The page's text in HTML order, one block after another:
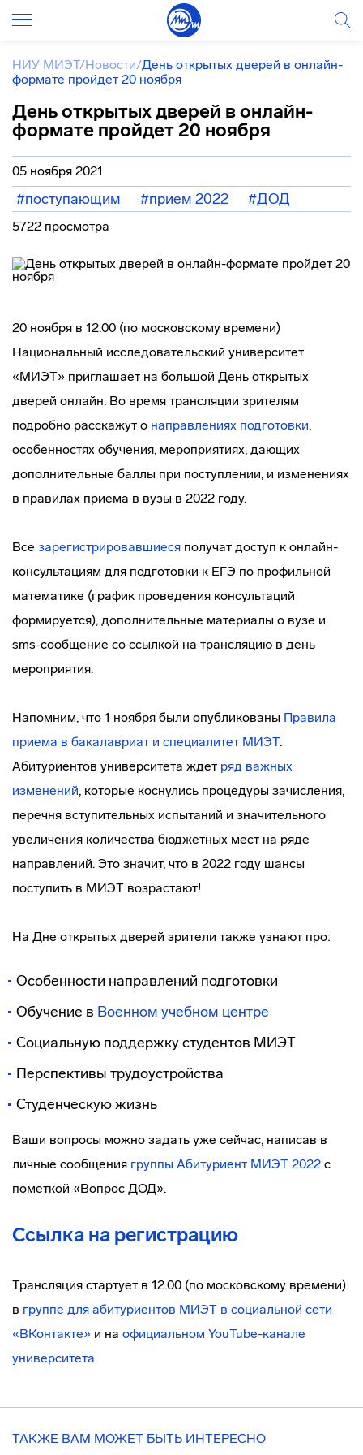
НИУ МИЭТ/Новости/День открытых дверей в онлайн-
формате пройдет 20 ноября
День открытых дверей в онлайн-
формате пройдет 20 ноября
05 ноября 2021
#поступающим #прием 2022 #ДОД
5722 просмотра
20 ноября в 12.00 (по московскому времени)
Национальный исследовательский университет
«МИЭТ» приглашает на большой День открытых
дверей онлайн. Во время трансляции зрителям
подробно расскажут о направлениях подготовки,
особенностях обучения, мероприятиях, дающих
дополнительные баллы при поступлении, и изменениях
в правилах приема в вузы в 2022 году.
Все зарегистрировавшиеся получат доступ к онлайн-
консультациям для подготовки к ЕГЭ по профильной
математике (график проведения конcультаций
формируется), дополнительные материалы о вузе и
sms-сообщение со ссылкой на трансляцию в день
мероприятия.
Напомним, что 1 ноября были опубликованы Правила
приема в бакалавриат и специалитет МИЭТ.
Абитуриентов университета ждет ряд важных
изменений, которые коснулись процедуры зачисления,
перечня вступительных испытаний и значительного
увеличения количества бюджетных мест на ряде
направлений. Это значит, что в 2022 году шансы
поступить в МИЭТ возрастают!
На Дне открытых дверей зрители также узнают про:
Особенности направлений подготовки
Обучение в Военном учебном центре
Социальную поддержку студентов МИЭТ
Перспективы трудоустройства
Студенческую жизнь
Ваши вопросы можно задать уже сейчас, написав в
личные сообщения группы Абитуриент МИЭТ 2022 с
пометкой «Вопрос ДОД».
Ссылка на регистрацию
Трансляция стартует в 12.00 (по московскому времени)
в группе для абитуриентов МИЭТ в социальной сети
«ВКонтакте» и на официальном YouTube-канале
университета.
ТАКЖЕ ВАМ МОЖЕТ БЫТЬ ИНТЕРЕСНО